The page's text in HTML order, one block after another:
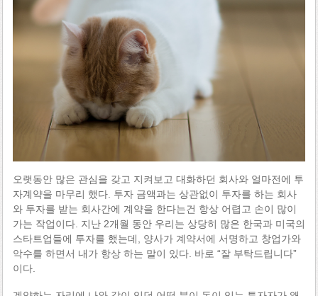
오랫동안 많은 관심을 갖고 지켜보고 대화하던 회사와 얼마전에 투
자계약을 마무리 했다. 투자 금액과는 상관없이 투자를 하는 회사
와 투자를 받는 회사간에 계약을 한다는건 항상 어렵고 손이 많이
가는 작업이다. 지난 2개월 동안 우리는 상당히 많은 한국과 미국의
스타트업들에 투자를 했는데, 양사가 계약서에 서명하고 창업가와
악수를 하면서 내가 항상 하는 말이 있다. 바로 “잘 부탁드립니다”
이다.